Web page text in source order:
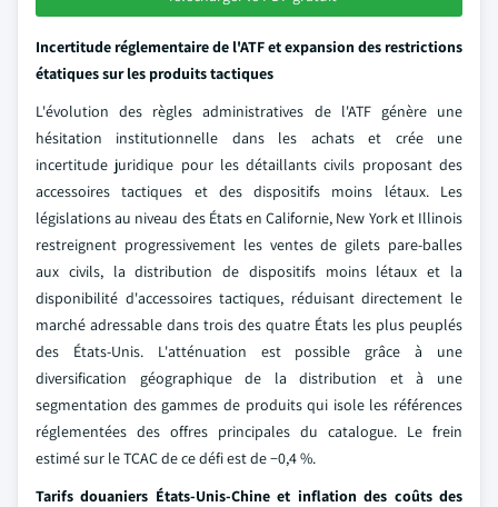
Incertitude réglementaire de l'ATF et expansion des restrictions
étatiques sur les produits tactiques
L'évolution des règles administratives de l'ATF génère une
hésitation institutionnelle dans les achats et crée une
incertitude juridique pour les détaillants civils proposant des
accessoires tactiques et des dispositifs moins létaux. Les
législations au niveau des États en Californie, New York et Illinois
restreignent progressivement les ventes de gilets pare-balles
aux civils, la distribution de dispositifs moins létaux et la
disponibilité d'accessoires tactiques, réduisant directement le
marché adressable dans trois des quatre États les plus peuplés
des États-Unis. L'atténuation est possible grâce à une
diversification géographique de la distribution et à une
segmentation des gammes de produits qui isole les références
réglementées des offres principales du catalogue. Le frein
estimé sur le TCAC de ce défi est de −0,4 %.
Tarifs douaniers États-Unis-Chine et inflation des coûts des